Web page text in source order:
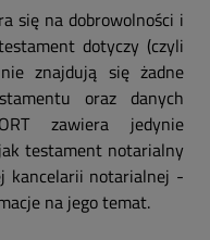
się na dobrowolności i
dotyczy (czyli
znajdują się żadne
oraz danych
zawiera jedynie
testament notarialny
kancelarii notarialnej -
na jego temat.